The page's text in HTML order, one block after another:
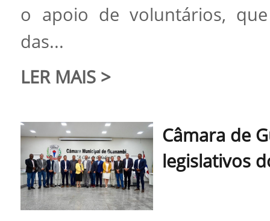
o apoio de voluntários,
das...
LER MAIS >
Câmara de
legislativos